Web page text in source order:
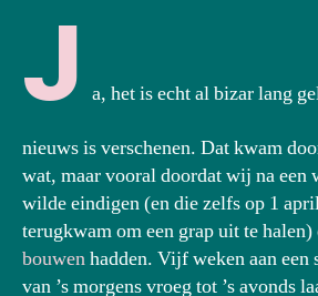
J a, het is echt al bizar lang
nieuws is verschenen. Dat kwam
wat, maar vooral doordat wij na een
wilde eindigen (en die zelfs op 1
terugkwam om een grap uit te halen)
bouwenhadden. Vijf weken aan een
van ’s morgens vroeg tot ’s avonds